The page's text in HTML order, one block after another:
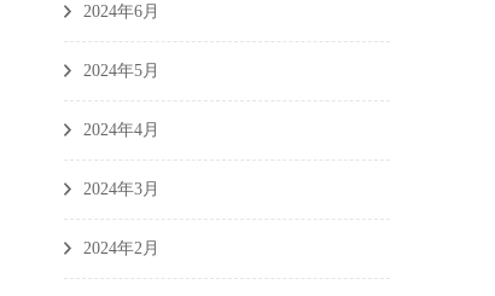
2024年6月
2024年5月
2024年4月
2024年3月
2024年2月